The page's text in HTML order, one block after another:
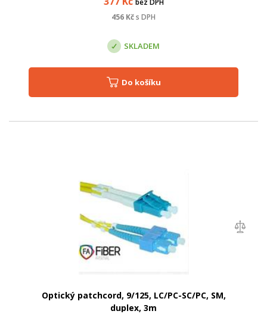
456 Kčs DPH
SKLADEM
Do košíku
Optický patchcord, 9/125, LC/PC-SC/PC, SM,
duplex, 3m